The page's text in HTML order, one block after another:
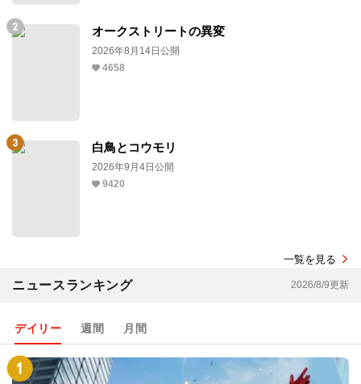
オークストリートの異変
2026年8月14日公開
4658
白鳥とコウモリ
2026年9月4日公開
9420
一覧を見る
ニュースランキング 2026/8/9更新
デイリー 週間 月間